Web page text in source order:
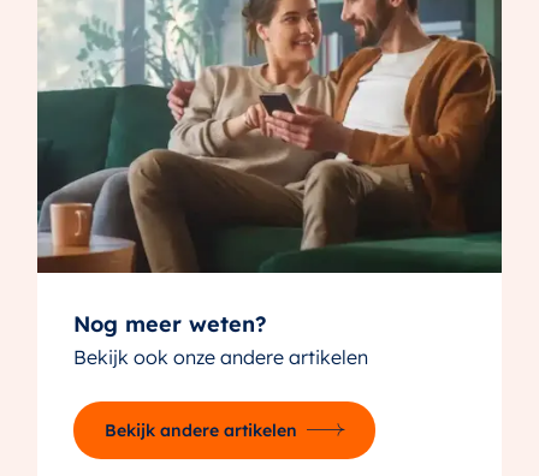
Nog meer weten?
Bekijk ook onze andere artikelen
Bekijk andere artikelen